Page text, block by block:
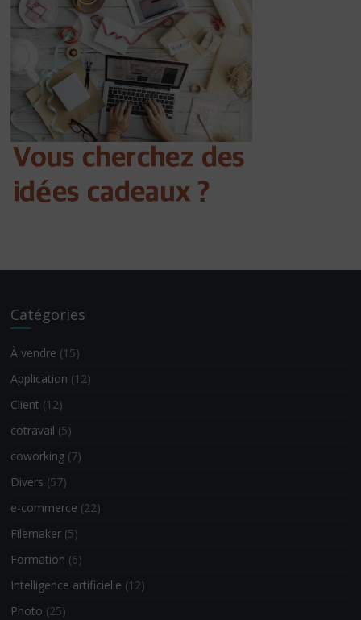
Catégories
À vendre (15)
Application (12)
Client (12)
cotravail (5)
coworking (7)
Divers (57)
e-commerce (22)
Filemaker (5)
Formation (6)
Intelligence artificielle (12)
Photo (25)